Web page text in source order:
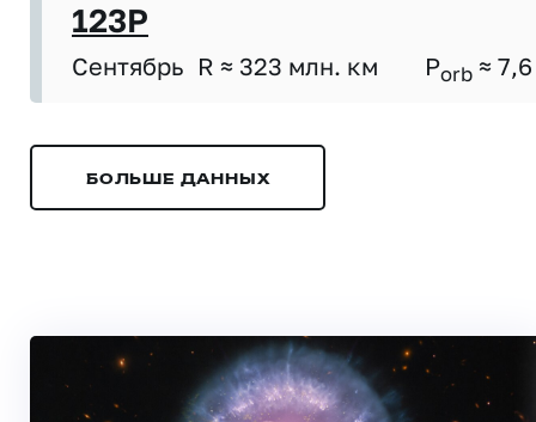
123P
Сентябрь R ≈ 323 млн. км Porb ≈ 7,6
БОЛЬШЕ ДАННЫХ